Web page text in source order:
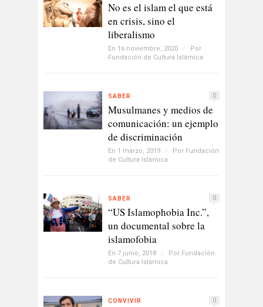
No es el islam el que está
en crisis, sino el
liberalismo
En 16 noviembre, 2020 /
Por
Fundación de Cultura Islámica
SABER 0
Musulmanes y medios de
comunicación: un ejemplo
de discriminación
En 1 marzo, 2019 / Por Fundación
de Cultura Islámica
SABER 0
“US Islamophobia Inc.”,
un documental sobre la
islamofobia
En 7 junio, 2018 / Por Fundación
de Cultura Islámica
CONVIVIR 0